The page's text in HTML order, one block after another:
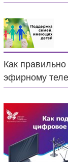
Как
эфирному